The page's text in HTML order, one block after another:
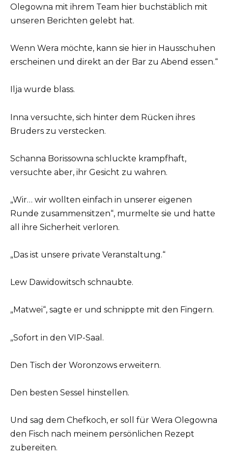
Olegowna mit ihrem Team hier buchstäblich mit
unseren Berichten gelebt hat.
Wenn Wera möchte, kann sie hier in Hausschuhen
erscheinen und direkt an der Bar zu Abend essen.“
Ilja wurde blass.
Inna versuchte, sich hinter dem Rücken ihres
Bruders zu verstecken.
Schanna Borissowna schluckte krampfhaft,
versuchte aber, ihr Gesicht zu wahren.
„Wir… wir wollten einfach in unserer eigenen
Runde zusammensitzen“, murmelte sie und hatte
all ihre Sicherheit verloren.
„Das ist unsere private Veranstaltung.“
Lew Dawidowitsch schnaubte.
„Matwei“, sagte er und schnippte mit den Fingern.
„Sofort in den VIP-Saal.
Den Tisch der Woronzows erweitern.
Den besten Sessel hinstellen.
Und sag dem Chefkoch, er soll für Wera Olegowna
den Fisch nach meinem persönlichen Rezept
zubereiten.